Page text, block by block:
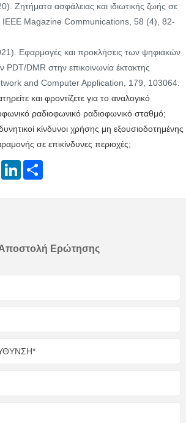
Ζητήματα ασφάλειας και ιδιωτικής ζωής σε
IEEE Magazine Communications, 58 (4), 82-
Εφαρμογές και προκλήσεις των ψηφιακών
DMR στην επικοινωνία έκτακτης
and Computer Application, 179, 103064.
και φροντίζετε για το αναλογικό
ραδιοφωνικό ραδιοφωνικό σταθμό;
δυνητικοί κίνδυνοι χρήσης μη εξουσιοδοτημένης
σε επικίνδυνες περιοχές;
PinterestLinkedIn
Ερώτησης